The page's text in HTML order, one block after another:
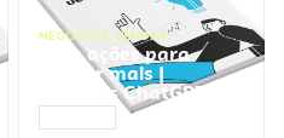
NEGÓCIOS, VENDAS
Faça ações para
vender mais |
Prompts ChatGPT